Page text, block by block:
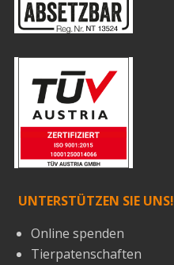
UNTERSTÜTZEN SIE UNS!
Online spenden
Tierpatenschaften